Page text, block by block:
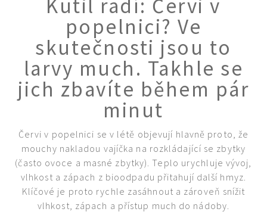
KVÍZY A TESTY
Kutil radí: Červi v
popelnici? Ve
skutečnosti jsou to
larvy much. Takhle se
jich zbavíte během pár
minut
Červi v popelnici se v létě objevují hlavně proto, že
mouchy nakladou vajíčka na rozkládající se zbytky
(často ovoce a masné zbytky). Teplo urychluje vývoj,
vlhkost a zápach z bioodpadu přitahují další hmyz.
Klíčové je proto rychle zasáhnout a zároveň snížit
vlhkost, zápach a přístup much do nádoby.